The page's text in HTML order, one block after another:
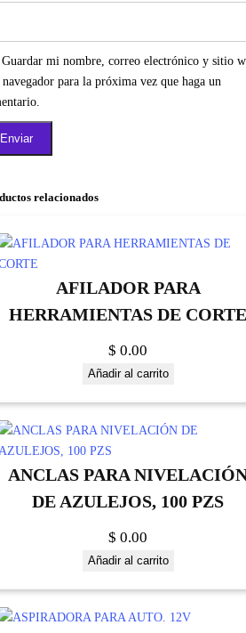
Guardar mi nombre, correo electrónico y sitio
navegador para la próxima vez que haga un
relacionados
AFILADOR PARA
HERRAMIENTAS DE CORTE
$ 0.00
Añadir al carrito
ANCLAS PARA
DE AZULEJOS, 100 PZS
$ 0.00
Añadir al carrito